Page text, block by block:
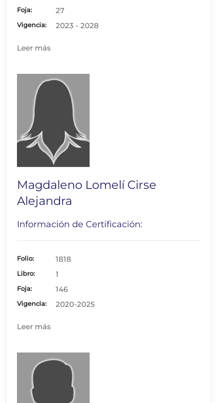
Foja: 27
Vigencia: 2023 - 2028
Leer más
Magdaleno Lomelí Cirse
Alejandra
Información de Certificación:
Folio: 1818
Libro: 1
Foja: 146
Vigencia: 2020-2025
Leer más